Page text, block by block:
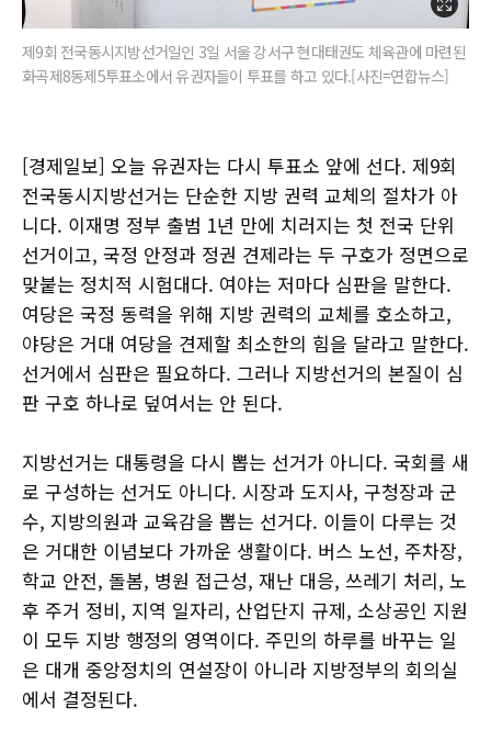
제9회 전국동시지방선거일인 3일 서울 강서구 현대태권도 체육관에 마련된
화곡제8동제5투표소에서 유권자들이 투표를 하고 있다.[사진=연합뉴스]
[경제일보] 오늘 유권자는 다시 투표소 앞에 선다. 제9회
전국동시지방선거는 단순한 지방 권력 교체의 절차가 아
니다. 이재명 정부 출범 1년 만에 치러지는 첫 전국 단위
선거이고, 국정 안정과 정권 견제라는 두 구호가 정면으로
맞붙는 정치적 시험대다. 여야는 저마다 심판을 말한다.
여당은 국정 동력을 위해 지방 권력의 교체를 호소하고,
야당은 거대 여당을 견제할 최소한의 힘을 달라고 말한다.
선거에서 심판은 필요하다. 그러나 지방선거의 본질이 심
판 구호 하나로 덮여서는 안 된다.
지방선거는 대통령을 다시 뽑는 선거가 아니다. 국회를 새
로 구성하는 선거도 아니다. 시장과 도지사, 구청장과 군
수, 지방의원과 교육감을 뽑는 선거다. 이들이 다루는 것
은 거대한 이념보다 가까운 생활이다. 버스 노선, 주차장,
학교 안전, 돌봄, 병원 접근성, 재난 대응, 쓰레기 처리, 노
후 주거 정비, 지역 일자리, 산업단지 규제, 소상공인 지원
이 모두 지방 행정의 영역이다. 주민의 하루를 바꾸는 일
은 대개 중앙정치의 연설장이 아니라 지방정부의 회의실
에서 결정된다.